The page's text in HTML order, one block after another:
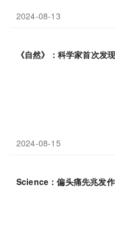
2024-08-13
《自然》：科学家首次发
2024-08-15
Science：偏头痛先兆发